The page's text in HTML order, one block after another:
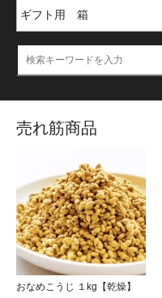
売れ筋商品
おなめこうじ １kg【乾燥】